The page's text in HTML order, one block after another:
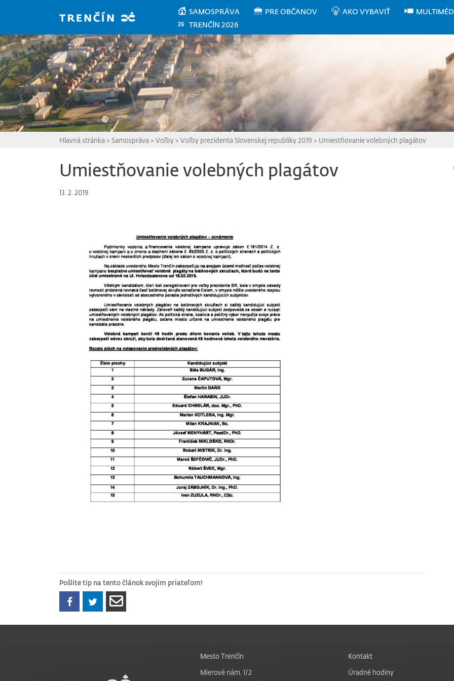
SAMOSPRÁVA PRE OBČANOV AKO VYBAVIŤ
TRENČÍN 2026
Hlavná stránka > Samospráva > Voľby> Voľby prezidenta Slovenskej republiky 2019 > Umiestňovanie volebných plagátov
Umiestňovanie volebných plagátov
13. 2. 2019
Pošlite tip na tento článok svojim priateľom!
Mesto Trenčín
Mierové nám. 1/2
Kontakt
Úradné hodiny